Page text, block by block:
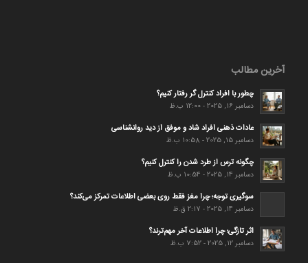
آخرین مطالب
چطور با افراد کنترل گر رفتار کنیم؟
دسامبر 16, 2025 - 12:00 ب.ظ
عادات ذهنی افراد شاد و موفق از دید روانشناسی
دسامبر 15, 2025 - 10:58 ب.ظ
چگونه ترس از طرد شدن را کنترل کنیم؟
دسامبر 14, 2025 - 10:54 ب.ظ
سوگیری توجه؛ چرا مغز فقط روی بعضی اطلاعات تمرکز می‌کند؟
دسامبر 14, 2025 - 2:17 ق.ظ
اثر تازگی؛ چرا اطلاعات آخر مهم‌ترند؟
دسامبر 12, 2025 - 7:52 ب.ظ